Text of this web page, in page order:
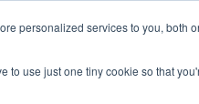
personalized services to you, both
to use just one tiny cookie so that